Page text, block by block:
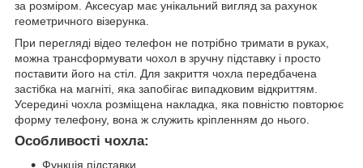
за розміром. Аксесуар має унікальний вигляд за рахунок
геометричного візерунка.
При перегляді відео телефон не потрібно тримати в руках,
можна трансформувати чохол в зручну підставку і просто
поставити його на стіл. Для закриття чохла передбачена
застібка на магніті, яка запобігає випадковим відкриттям.
Усередині чохла розміщена накладка, яка повністю повторює
форму телефону, вона ж служить кріпленням до нього.
Особливості чохла:
Функція підставки